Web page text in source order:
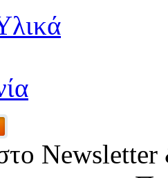
Νewsletter